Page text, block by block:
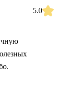
5.0